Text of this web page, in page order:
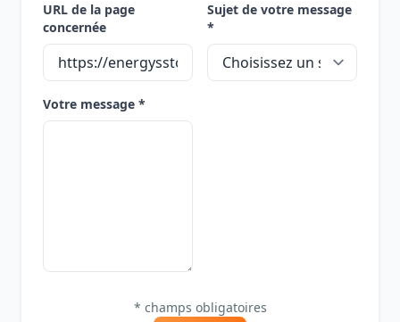
URL de la page
concernée
Sujet de votre message
*
Votre message *
* champs obligatoires